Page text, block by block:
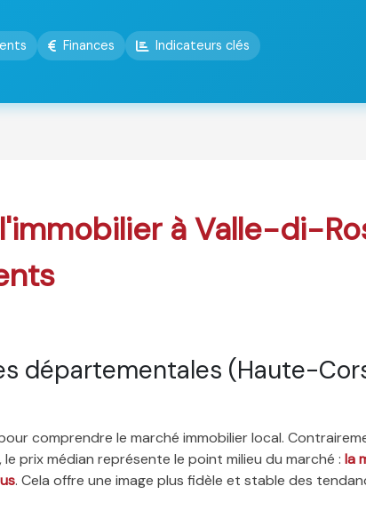
Finances Indicateurs clés
à Valle-di-
départementales (Haute-
comprendre le marché immobilier local.
prix médian représente le point milieu du marché : la
. Cela offre une image plus fidèle et stable des